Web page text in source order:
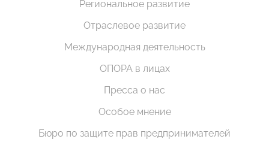
Региональное развитие
Отраслевое развитие
Международная деятельность
ОПОРА в лицах
Пресса о нас
Особое мнение
Бюро по защите прав предпринимателей